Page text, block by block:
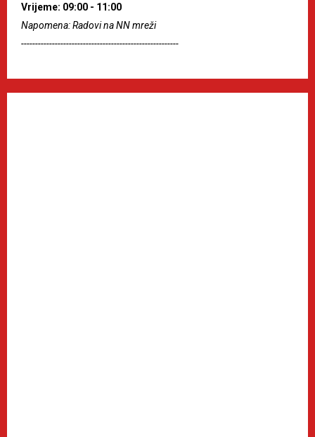
Vrijeme: 09:00 - 11:00
Napomena: Radovi na NN mreži
--------------------------------------------------------